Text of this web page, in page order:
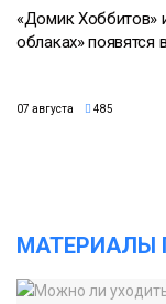
«Домик Хоббитов»
облаках» появятся
07 августа 485
МАТЕРИАЛЫ